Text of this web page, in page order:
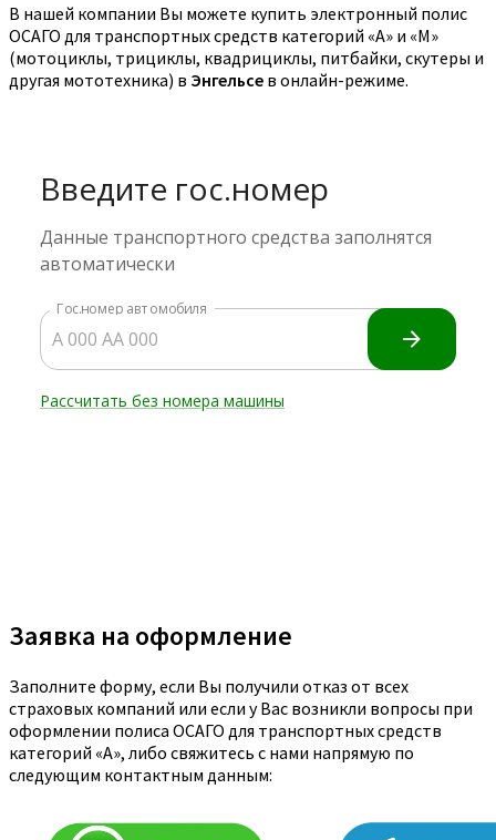
В нашей компании Вы можете купить электронный полис
ОСАГО для транспортных средств категорий «A» и «M»
(мотоциклы, трициклы, квадрициклы, питбайки, скутеры и
другая мототехника) в Энгельсе в онлайн-режиме.
Заявка на оформление
Заполните форму, если Вы получили отказ от всех
страховых компаний или если у Вас возникли вопросы при
оформлении полиса ОСАГО для транспортных средств
категорий «A», либо свяжитесь с нами напрямую по
следующим контактным данным: